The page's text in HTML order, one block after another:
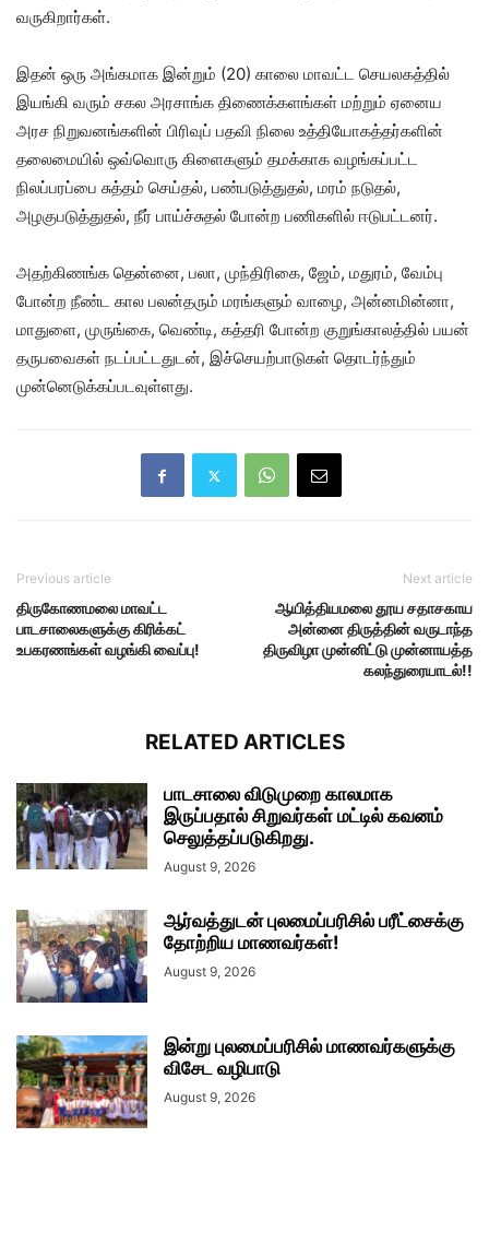
வருகிறார்கள்.
இதன் ஒரு அங்கமாக இன்றும் (20) காலை மாவட்ட செயலகத்தில்
இயங்கி வரும் சகல அரசாங்க திணைக்களங்கள் மற்றும் ஏனைய
அரச நிறுவனங்களின் பிரிவுப் பதவி நிலை உத்தியோகத்தர்களின்
தலைமையில் ஒவ்வொரு கிளைகளும் தமக்காக வழங்கப்பட்ட
நிலப்பரப்பை சுத்தம் செய்தல், பண்படுத்துதல், மரம் நடுதல்,
அழகுபடுத்துதல், நீர் பாய்ச்சுதல் போன்ற பணிகளில் ஈடுபட்டனர்.
அதற்கிணங்க தென்னை, பலா, முந்திரிகை, ஜேம், மதுரம், வேம்பு
போன்ற நீண்ட கால பலன்தரும் மரங்களும் வாழை, அன்னமின்னா,
மாதுளை, முருங்கை, வெண்டி, கத்தரி போன்ற குறுங்காலத்தில் பயன்
தருபவைகள் நடப்பட்டதுடன், இச்செயற்பாடுகள் தொடர்ந்தும்
முன்னெடுக்கப்படவுள்ளது.
Previous article
திருகோணமலை மாவட்ட
பாடசாலைகளுக்கு கிரிக்கட்
உபகரணங்கள் வழங்கி வைப்பு!
Next article
ஆயித்தியமலை தூய சதாசகாய
அன்னை திருத்தின் வருடாந்த
திருவிழா முன்னிட்டு முன்னாயத்த
கலந்துரையாடல்!!
RELATED ARTICLES
பாடசாலை விடுமுறை காலமாக
இருப்பதால் சிறுவர்கள் மட்டில் கவனம்
செலுத்தப்படுகிறது.
August 9, 2026
ஆர்வத்துடன் புலமைப்பரிசில் பரீட்சைக்கு
தோற்றிய மாணவர்கள்!
August 9, 2026
இன்று புலமைப்பரிசில் மாணவர்களுக்கு
விசேட வழிபாடு
August 9, 2026